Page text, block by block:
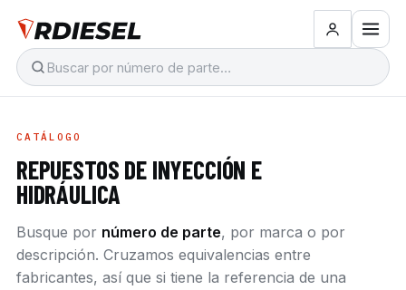
CATÁLOGO
REPUESTOS DE INYECCIÓN E
HIDRÁULICA
Busque por número de parte, por marca o por
descripción. Cruzamos equivalencias entre
fabricantes, así que si tiene la referencia de una